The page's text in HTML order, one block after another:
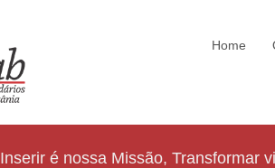
Home
é nossa Missão, Transformar